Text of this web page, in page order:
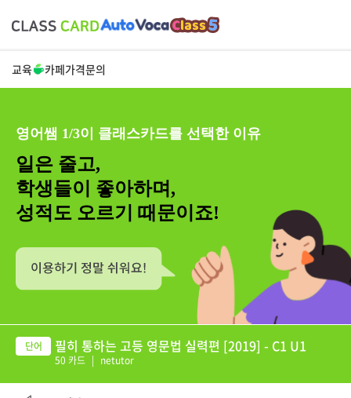
교육 카페가격문의
영어쌤 1/3이 클래스카드를 선택한 이유
일은 줄고,
학생들이 좋아하며,
성적도 오르기 때문이죠!
필히 통하는 고등 영문법 실력편 [2019] - C1 U1
50 카드 | netutor